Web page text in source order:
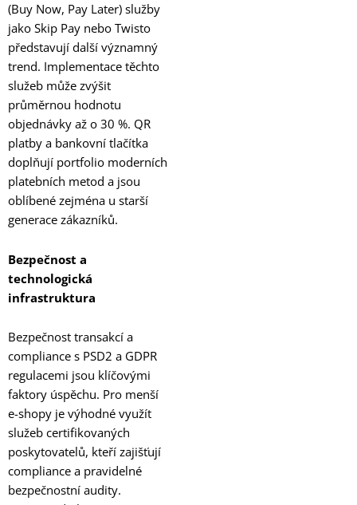
(Buy Now, Pay Later) služby
jako Skip Pay nebo Twisto
představují další významný
trend. Implementace těchto
služeb může zvýšit
průměrnou hodnotu
objednávky až o 30 %. QR
platby a bankovní tlačítka
doplňují portfolio moderních
platebních metod a jsou
oblíbené zejména u starší
generace zákazníků.
Bezpečnost a
technologická
infrastruktura
Bezpečnost transakcí a
compliance s PSD2 a GDPR
regulacemi jsou klíčovými
faktory úspěchu. Pro menší
e-shopy je výhodné využít
služeb certifikovaných
poskytovatelů, kteří zajišťují
compliance a pravidelné
bezpečnostní audity.